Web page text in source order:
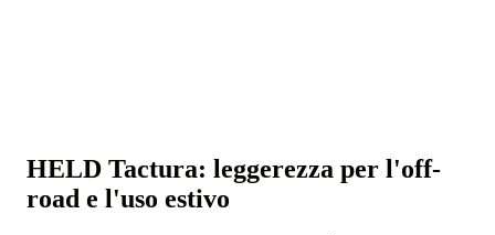
HELD Tactura: leggerezza per l'off-
road e l'uso estivo